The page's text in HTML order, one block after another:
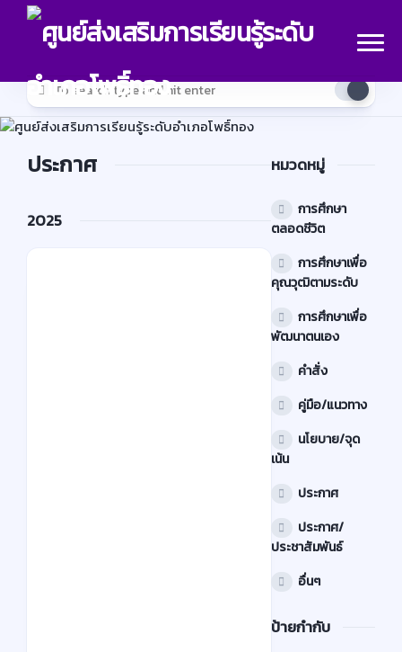
content
ประกาศ
2025
คำ
กำ
น
ด
ณ
ฑ์
ก
า
วั
หมวดหมู่
การศึกษา
ตลอดชีวิต
การศึกษาเพื่อ
คุณวุฒิตามระดับ
การศึกษาเพื่อ
พัฒนาตนเอง
คำสั่ง
คู่มือ/แนวทาง
นโยบาย/จุด
เน้น
ประกาศ
ประกาศ/
ประชาสัมพันธ์
อื่นๆ
ป้ายกำกับ